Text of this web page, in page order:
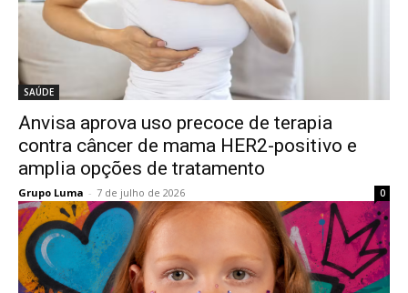
SAÚDE
Anvisa aprova uso precoce de terapia
contra câncer de mama HER2-positivo e
amplia opções de tratamento
Grupo Luma - 7 de julho de 2026 0